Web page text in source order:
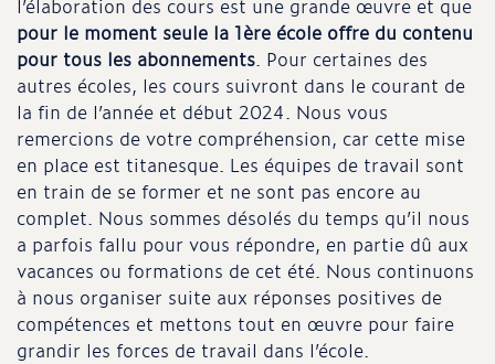
l’élaboration des cours est une grande œuvre et que
pour le moment seule la 1ère école offre du contenu
pour tous les abonnements. Pour certaines des
autres écoles, les cours suivront dans le courant de
la fin de l’année et début 2024. Nous vous
remercions de votre compréhension, car cette mise
en place est titanesque. Les équipes de travail sont
en train de se former et ne sont pas encore au
complet. Nous sommes désolés du temps qu’il nous
a parfois fallu pour vous répondre, en partie dû aux
vacances ou formations de cet été. Nous continuons
à nous organiser suite aux réponses positives de
compétences et mettons tout en œuvre pour faire
grandir les forces de travail dans l’école.